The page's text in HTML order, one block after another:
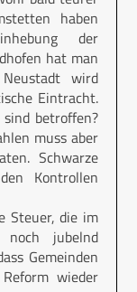
haben
der
hat man
wird
Eintracht.
betroffen?
muss aber
Schwarze
Kontrollen
Steuer, die im
noch jubelnd
Gemeinden
wieder